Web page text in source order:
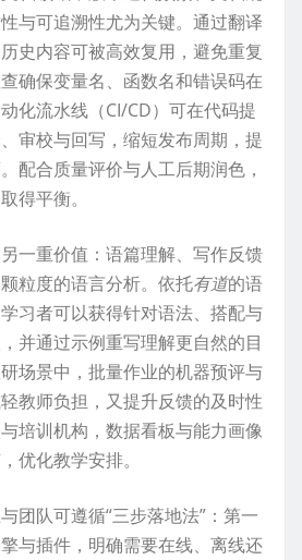
与可追溯性尤为关键。通过翻译
史内容可被高效复用，避免重复
确保变量名、函数名和错误码在
化流水线（CI/CD）可在代码提
审校与回写，缩短发布周期，提
配合质量评价与人工后期润色，
得平衡。
一重价值：语篇理解、写作反馈
粒度的语言分析。依托有道的语
习者可以获得针对语法、搭配与
并通过示例重写理解更自然的目
场景中，批量作业的机器预评与
教师负担，又提升反馈的及时性
培训机构，数据看板与能力画像
优化教学安排。
团队可遵循“三步落地法”：第一
与插件，明确需要在线、离线还